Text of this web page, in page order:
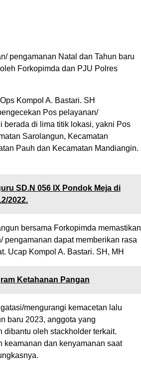
pengamanan Natal dan Tahun baru
Forkopimda dan PJU Polres
Kompol A. Bastari. SH
Pos pelayanan/
berada di lima titik lokasi, yakni Pos
Sarolangun, Kecamatan
Pauh dan Kecamatan Mandiangin.
SD.N 056 IX Pondok Meja di
2022.
bersama Forkopimda memastikan
pengamanan dapat memberikan rasa
Ucap Kompol A. Bastari. SH, MH
Ketahanan Pangan
mengurangi kemacetan lalu
baru 2023, anggota yang
dibantu oleh stackholder terkait.
keamanan dan kenyamanan saat